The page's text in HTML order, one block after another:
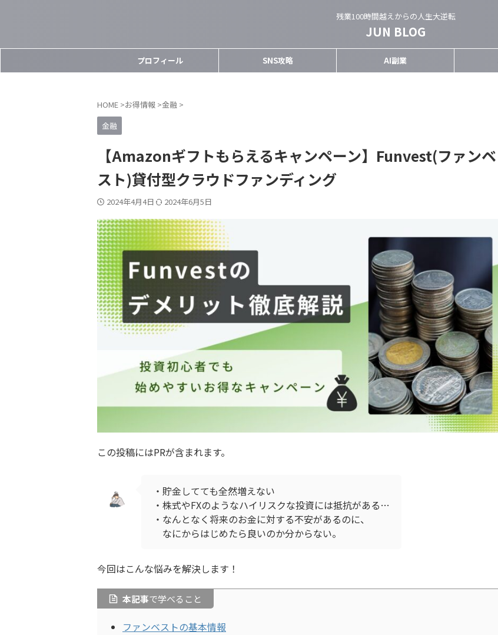
残業100時間越えからの人生大逆転
JUN BLOG
プロフィール SNS攻略 AI副業
HOME >お得情報 >金融 >
金融
【Amazonギフトもらえるキャンペーン】Funvest(ファンベ
スト)貸付型クラウドファンディング
2024年4月4日 2024年6月5日
この投稿にはPRが含まれます。
・貯金してても全然増えない
・株式やFXのようなハイリスクな投資には抵抗がある…
・なんとなく将来のお金に対する不安があるのに、
なにからはじめたら良いのか分からない。
今回はこんな悩みを解決します！
本記事で学べること
ファンベストの基本情報